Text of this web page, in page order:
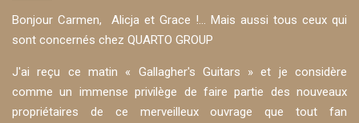
Bonjour Carmen, Alicja et Grace !… Mais aussi tous ceux qui
sont concernés chez QUARTO GROUP
J'ai reçu ce matin « Gallagher's Guitars » et je considère
comme un immense privilège de faire partie des nouveaux
propriétaires de ce merveilleux ouvrage que tout fan